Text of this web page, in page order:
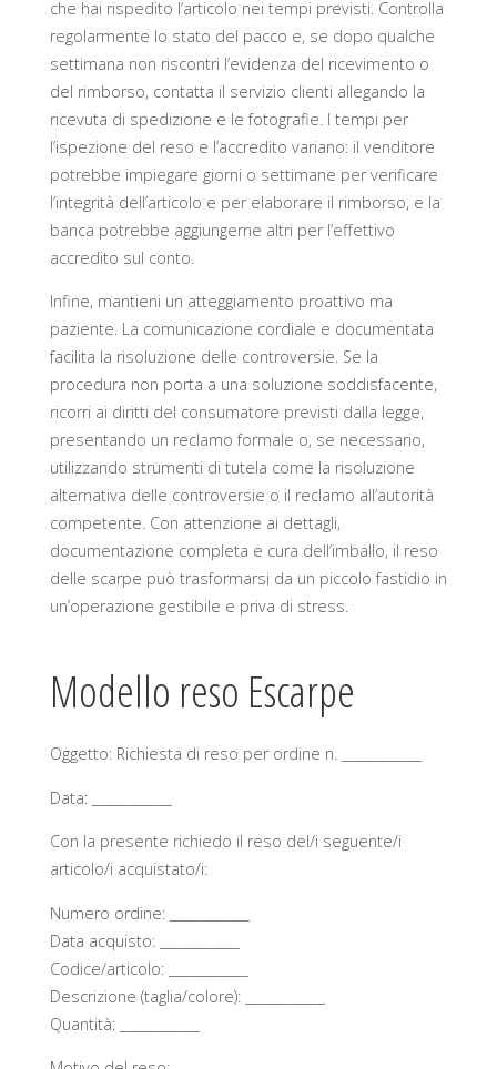
che hai rispedito l’articolo nei tempi previsti. Controlla
regolarmente lo stato del pacco e, se dopo qualche
settimana non riscontri l’evidenza del ricevimento o
del rimborso, contatta il servizio clienti allegando la
ricevuta di spedizione e le fotografie. I tempi per
l’ispezione del reso e l’accredito variano: il venditore
potrebbe impiegare giorni o settimane per verificare
l’integrità dell’articolo e per elaborare il rimborso, e la
banca potrebbe aggiungerne altri per l’effettivo
accredito sul conto.
Infine, mantieni un atteggiamento proattivo ma
paziente. La comunicazione cordiale e documentata
facilita la risoluzione delle controversie. Se la
procedura non porta a una soluzione soddisfacente,
ricorri ai diritti del consumatore previsti dalla legge,
presentando un reclamo formale o, se necessario,
utilizzando strumenti di tutela come la risoluzione
alternativa delle controversie o il reclamo all’autorità
competente. Con attenzione ai dettagli,
documentazione completa e cura dell’imballo, il reso
delle scarpe può trasformarsi da un piccolo fastidio in
un’operazione gestibile e priva di stress.
Modello reso Escarpe
Oggetto: Richiesta di reso per ordine n. ____________
Data: ____________
Con la presente richiedo il reso del/i seguente/i
articolo/i acquistato/i:
Numero ordine: ____________
Data acquisto: ____________
Codice/articolo: ____________
Descrizione (taglia/colore): ____________
Quantità: ____________